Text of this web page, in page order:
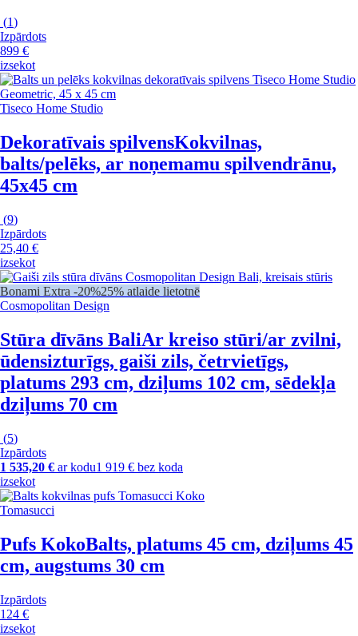
(1)
Izpārdots
899 €
izsekot
Tiseco Home Studio
Dekoratīvais spilvensKokvilnas,
balts/pelēks, ar noņemamu spilvendrānu,
45x45 cm
(9)
Izpārdots
25,40 €
izsekot
Bonami Extra -20%25% atlaide lietotnē
Cosmopolitan Design
Stūra dīvāns BaliAr kreiso stūri/ar zvilni,
ūdensizturīgs, gaiši zils, četrvietīgs,
platums 293 cm, dziļums 102 cm, sēdekļa
dziļums 70 cm
(5)
Izpārdots
1 535,20 € ar kodu1 919 € bez koda
izsekot
Tomasucci
Pufs KokoBalts, platums 45 cm, dziļums 45
cm, augstums 30 cm
Izpārdots
124 €
izsekot